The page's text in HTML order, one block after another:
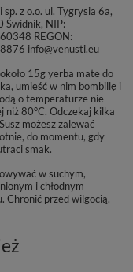
sp. z o.o. ul. Tygrysia 6a,
Świdnik, NIP:
REGON:
info@venusti.eu
15g yerba mate do
umieść w nim bombillę i
o temperaturze nie
niż 80°C. Odczekaj kilka
możesz zalewać
do momentu, gdy
smak.
w suchym,
i chłodnym
Chronić przed wilgocią.